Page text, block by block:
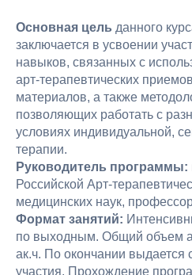
Основная цель данного
заключается в усвоении
навыков, связанных с
арт-терапевтических
материалов, а также
позволяющих работать с
условиях индивидуальной,
терапии.
Руководитель программы:
Российской Арт-
медицинских наук,
Формат занятий:
по выходным. Общий объем
ак.ч. По окончании выдается
участия. Прохождение